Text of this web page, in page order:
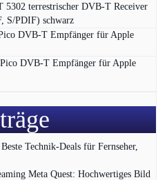
5302 terrestrischer DVB-T Receiver
S/PDIF) schwarz
DVB-T Empfänger für Apple
DVB-T Empfänger für Apple
Technik-Deals für Fernseher,
Meta Quest: Hochwertiges Bild